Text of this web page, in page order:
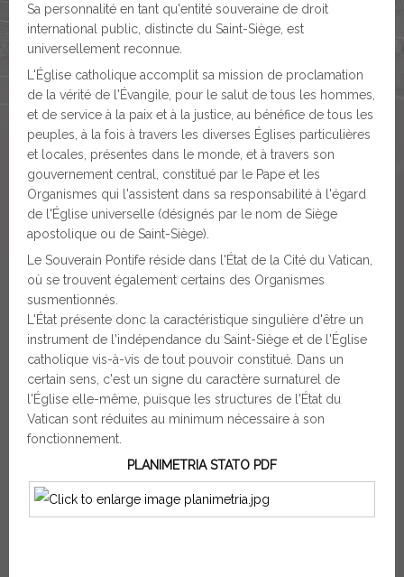
Sa personnalité en tant qu'entité souveraine de droit
international public, distincte du Saint-Siège, est
universellement reconnue.
L'Église catholique accomplit sa mission de proclamation
de la vérité de l'Évangile, pour le salut de tous les hommes,
et de service à la paix et à la justice, au bénéfice de tous les
peuples, à la fois à travers les diverses Églises particulières
et locales, présentes dans le monde, et à travers son
gouvernement central, constitué par le Pape et les
Organismes qui l'assistent dans sa responsabilité à l'égard
de l'Église universelle (désignés par le nom de Siège
apostolique ou de Saint-Siège).
Le Souverain Pontife réside dans l'État de la Cité du Vatican,
où se trouvent également certains des Organismes
susmentionnés.
L'État présente donc la caractéristique singulière d'être un
instrument de l'indépendance du Saint-Siège et de l'Église
catholique vis-à-vis de tout pouvoir constitué. Dans un
certain sens, c'est un signe du caractère surnaturel de
l'Église elle-même, puisque les structures de l'État du
Vatican sont réduites au minimum nécessaire à son
fonctionnement.
PLANIMETRIA STATO PDF